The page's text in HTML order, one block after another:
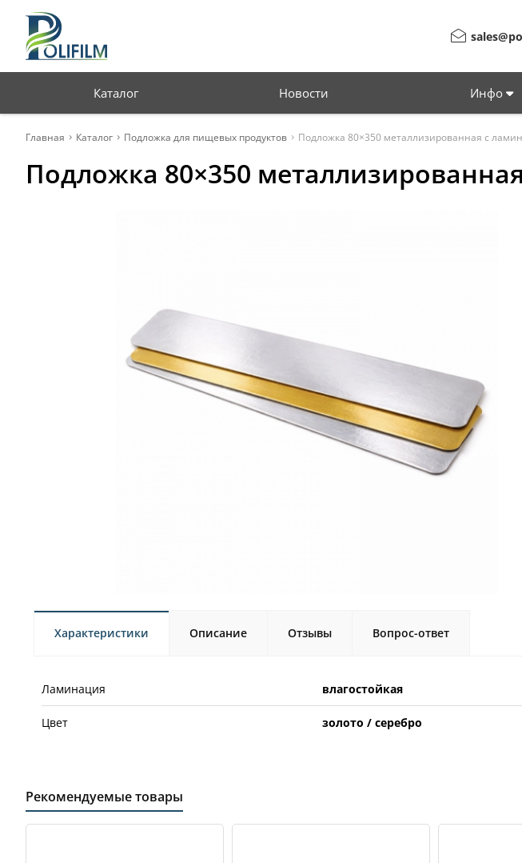
Каталог Новости Инфо
Главная Каталог Подложка для пищевых продуктов Подложка 80×350 металлизированная с
Подложка 80×350
Характеристики Описание Отзывы Вопрос-ответ
Ламинация влагостойкая
Цвет золото / серебро
Рекомендуемые товары